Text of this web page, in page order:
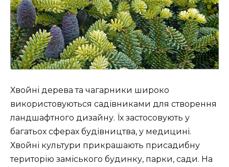
Хвойні дерева та чагарники широко
використовуються садівниками для створення
ландшафтного дизайну. Їх застосовують у
багатьох сферах будівництва, у медицині.
Хвойні культури прикрашають присадибну
територію заміського будинку, парки, сади. На